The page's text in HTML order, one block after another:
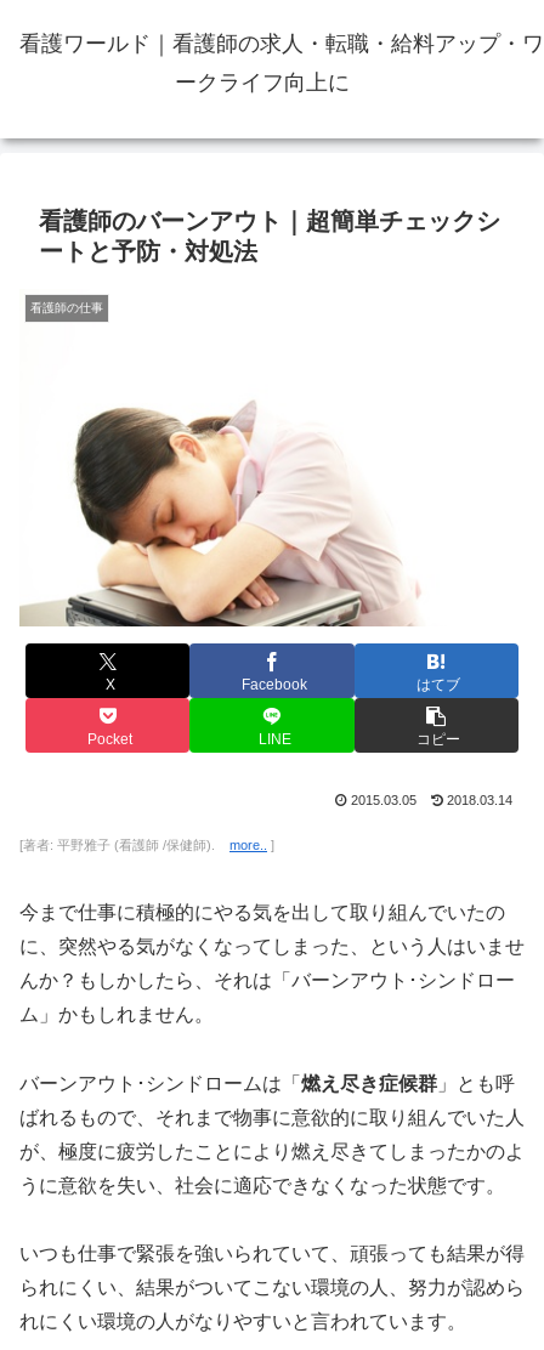
看護ワールド｜看護師の求人・転職・給料アップ・ワ
ークライフ向上に
看護師のバーンアウト｜超簡単チェックシ
ートと予防・対処法
看護師の仕事
X Facebook はてブ
Pocket LINE コピー
2015.03.05 2018.03.14
[著者: 平野雅子 (看護師 /保健師). more.. ]
今まで仕事に積極的にやる気を出して取り組んでいたの
に、突然やる気がなくなってしまった、という人はいませ
んか？もしかしたら、それは「バーンアウト･シンドロー
ム」かもしれません。
バーンアウト･シンドロームは「 燃え尽き症候群 」とも呼
ばれるもので、それまで物事に意欲的に取り組んでいた人
が、極度に疲労したことにより燃え尽きてしまったかのよ
うに意欲を失い、社会に適応できなくなった状態です。
いつも仕事で緊張を強いられていて、頑張っても結果が得
られにくい、結果がついてこない環境の人、努力が認めら
れにくい環境の人がなりやすいと言われています。